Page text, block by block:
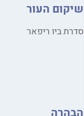
שיקום העור
סדרת ביו ריפאר